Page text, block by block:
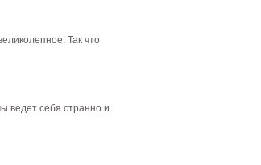
Так что
ведет себя странно и